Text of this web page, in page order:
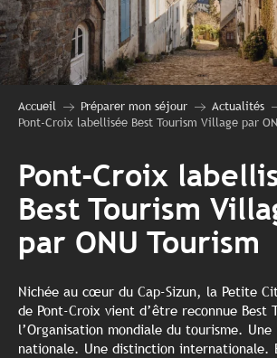
Accueil Préparer mon séjour
Actualités
Pont-Croix labellisée Best Tourism Village par
Pont-Croix
Best Tourism
par ONU Tourism
Nichée au cœur du Cap-Sizun, la Petite
de Pont-Croix vient d’être reconnue Best
l’Organisation mondiale du tourisme. Une
nationale. Une distinction internationale.